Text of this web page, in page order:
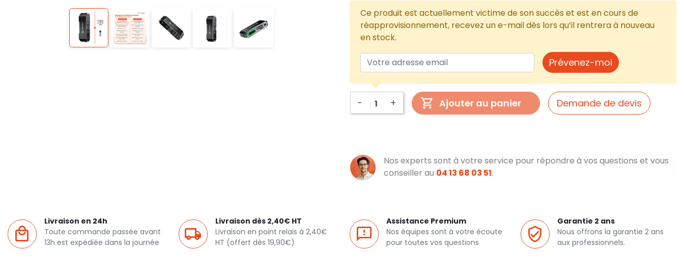
Ce produit est actuellement victime de son succès et est en cours de
réapprovisionnement, recevez un e-mail dès lors qu’il rentrera à nouveau
en stock.
Prévenez-moi
- + Ajouter au panier Demande de devis
Nos experts sont à votre service pour répondre à vos questions et vous
conseiller au 04 13 68 03 51.
Livraison en 24h
Toute commande passée avant
13h est expédiée dans la journée
Livraison dès 2,40€ HT
Livraison en point relais à 2,40€
HT (offert dès 19,90€)
Assistance Premium
Nos équipes sont à votre écoute
pour toutes vos questions
Garantie 2 ans
Nous offrons la garantie 2 ans
aux professionnels.